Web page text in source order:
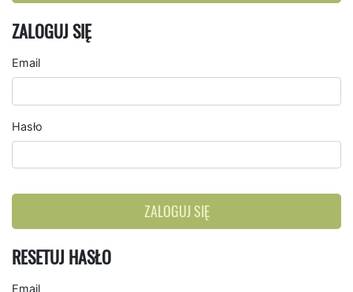
ZALOGUJ SIĘ
Email
Hasło
ZALOGUJ SIĘ
RESETUJ HASŁO
Email